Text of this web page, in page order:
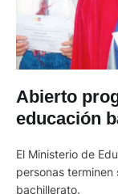
Abierto
educación
El Ministerio de
personas
bachillerato.